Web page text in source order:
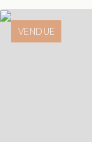
VENDUE